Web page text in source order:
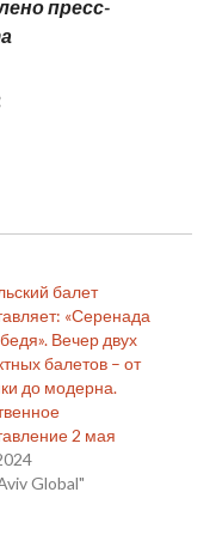
пресс-
балет
«Серенада
Вечер двух
балетов – от
до модерна.
2 мая
Global"